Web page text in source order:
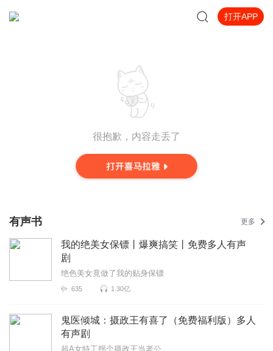
打开APP
很抱歉，内容走丢了
有声书 更多
我的绝美女保镖丨爆爽搞笑丨免费多人有声
剧
绝色美女竟做了我的贴身保镖
635 1.30亿
鬼医倾城：摄政王有喜了（免费福利版）多人
有声剧
超A女特工拐个摄政王当老公